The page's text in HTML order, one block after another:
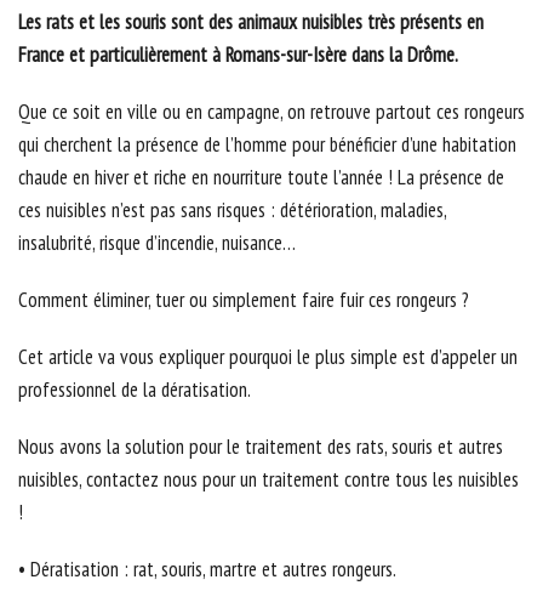
Les rats et les souris sont des animaux nuisibles très présents en
France et particulièrement à Romans-sur-Isère dans la Drôme.
Que ce soit en ville ou en campagne, on retrouve partout ces rongeurs
qui cherchent la présence de l’homme pour bénéficier d’une habitation
chaude en hiver et riche en nourriture toute l’année ! La présence de
ces nuisibles n’est pas sans risques : détérioration, maladies,
insalubrité, risque d’incendie, nuisance…
Comment éliminer, tuer ou simplement faire fuir ces rongeurs ?
Cet article va vous expliquer pourquoi le plus simple est d’appeler un
professionnel de la dératisation.
Nous avons la solution pour le traitement des rats, souris et autres
nuisibles, contactez nous pour un traitement contre tous les nuisibles
!
• Dératisation : rat, souris, martre et autres rongeurs.